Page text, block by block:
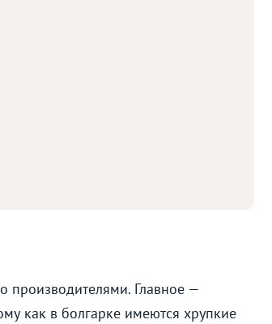
производителями. Главное —
как в болгарке имеются хрупкие